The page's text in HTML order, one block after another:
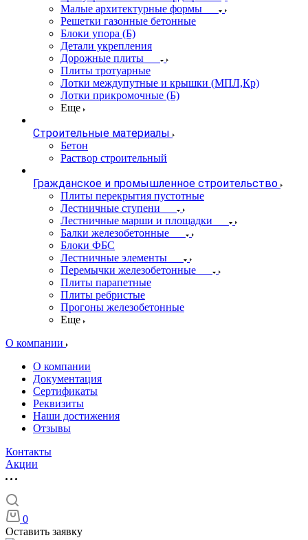
Малые архитектурные формы
Решетки газонные бетонные
Блоки упора (Б)
Детали укрепления
Дорожные плиты
Плиты тротуарные
Лотки междупутные и крышки (МПЛ,Кр)
Лотки прикромочные (Б)
Еще
Строительные материалы
Бетон
Раствор строительный
Гражданское и промышленное строительство
Плиты перекрытия пустотные
Лестничные ступени
Лестничные марши и площадки
Балки железобетонные
Блоки ФБС
Лестничные элементы
Перемычки железобетонные
Плиты парапетные
Плиты ребристые
Прогоны железобетонные
Еще
О компании
О компании
Документация
Сертификаты
Реквизиты
Наши достижения
Отзывы
Контакты
Акции
0
Оставить заявку